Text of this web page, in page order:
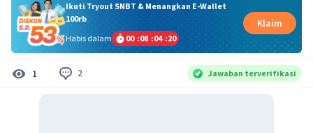
Ikuti Tryout SNBT & Menangkan E-Wallet
100rb
Habis dalam
00 :08 :04 :20
Klaim
1 2 Jawaban terverifikasi